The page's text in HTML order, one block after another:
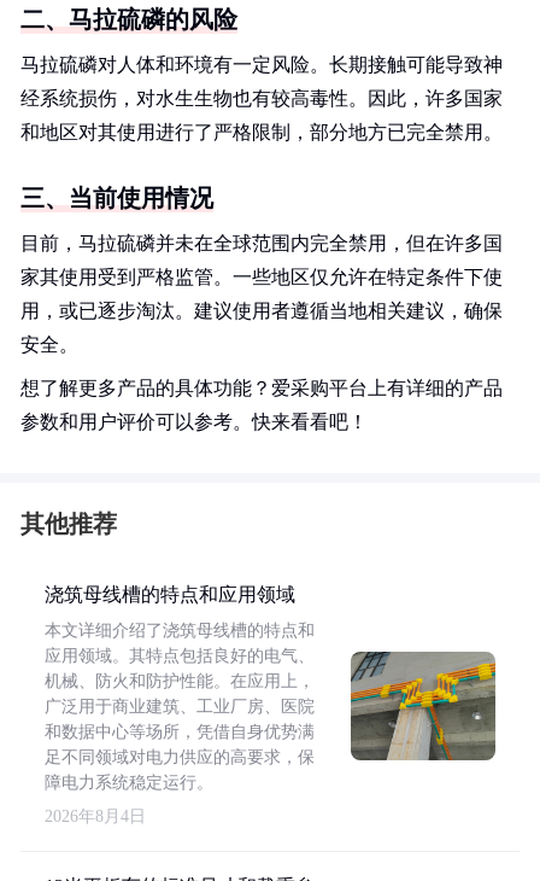
二、马拉硫磷的风险
马拉硫磷对人体和环境有一定风险。长期接触可能导致神
经系统损伤，对水生生物也有较高毒性。因此，许多国家
和地区对其使用进行了严格限制，部分地方已完全禁用。
三、当前使用情况
目前，马拉硫磷并未在全球范围内完全禁用，但在许多国
家其使用受到严格监管。一些地区仅允许在特定条件下使
用，或已逐步淘汰。建议使用者遵循当地相关建议，确保
安全。
想了解更多产品的具体功能？爱采购平台上有详细的产品
参数和用户评价可以参考。快来看看吧！
其他推荐
浇筑母线槽的特点和应用领域
本文详细介绍了浇筑母线槽的特点和
应用领域。其特点包括良好的电气、
机械、防火和防护性能。在应用上，
广泛用于商业建筑、工业厂房、医院
和数据中心等场所，凭借自身优势满
足不同领域对电力供应的高要求，保
障电力系统稳定运行。
2026年8月4日